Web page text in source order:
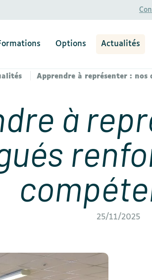
Options Actualités
Apprendre à représenter : nos
à
25/11/2025